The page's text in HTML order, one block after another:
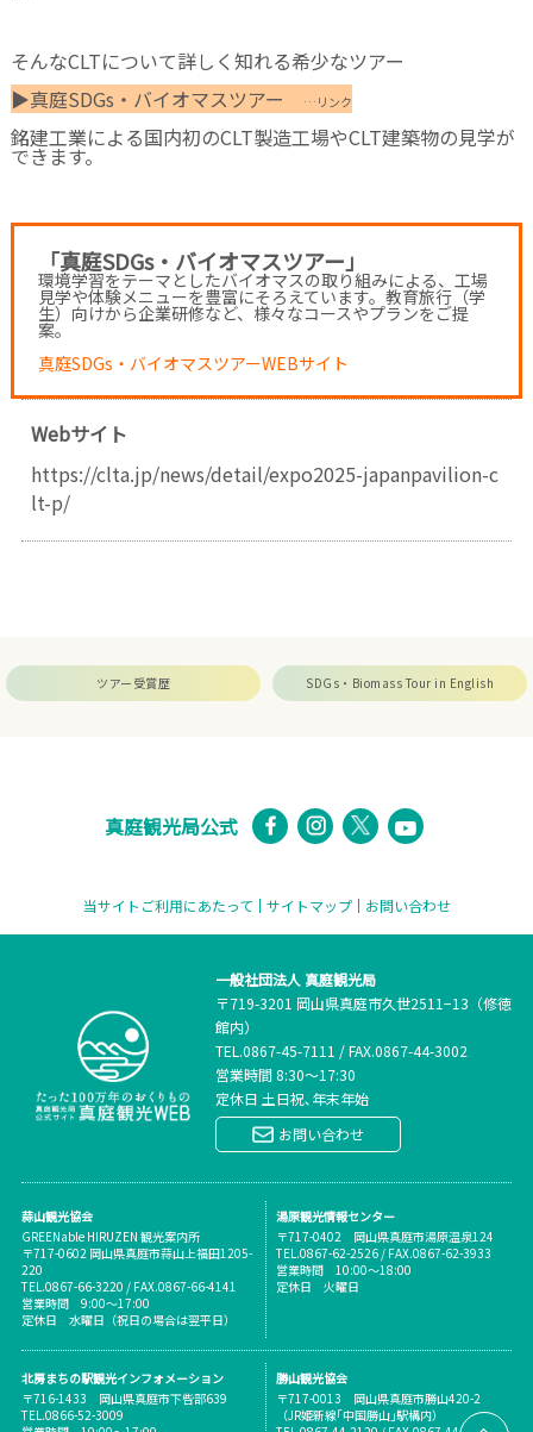
そんなCLTについて詳しく知れる希少なツアー
▶真庭SDGs・バイオマスツアー
…リンク
銘建工業による国内初のCLT製造工場やCLT建築物の見学が
できます。
「真庭SDGs・バイオマスツアー」
環境学習をテーマとしたバイオマスの取り組みによる、工場
見学や体験メニューを豊富にそろえています。教育旅行（学
生）向けから企業研修など、様々なコースやプランをご提
案。
真庭SDGs・バイオマスツアーWEBサイト
Webサイト
https://clta.jp/news/detail/expo2025-japanpavilion-c
lt-p/
ツアー受賞歴 SDGs・Biomass Tour in English
真庭観光局公式
当サイトご利用にあたって サイトマップ お問い合わせ
一般社団法人 真庭観光局
〒719-3201 岡山県真庭市久世2511−13（修徳
館内）
TEL.0867-45-7111 /FAX.0867-44-3002
営業時間 8:30～17:30
定休日 土日祝､年末年始
お問い合わせ
蒜山観光協会
GREENable HIRUZEN 観光案内所
〒717-0602 岡山県真庭市蒜山上福田1205-
220
TEL.0867-66-3220 / FAX.0867-66-4141
営業時間 9:00～17:00
定休日 水曜日（祝日の場合は翌平日）
湯原観光情報センター
〒717-0402 岡山県真庭市湯原温泉124
TEL.0867-62-2526 / FAX.0867-62-3933
営業時間 10:00～18:00
定休日 火曜日
北房まちの駅観光インフォメーション
〒716-1433 岡山県真庭市下呰部639
TEL.0866-52-3009
勝山観光協会
〒717-0013 岡山県真庭市勝山420-2
（JR姫新線｢中国勝山｣駅構内）